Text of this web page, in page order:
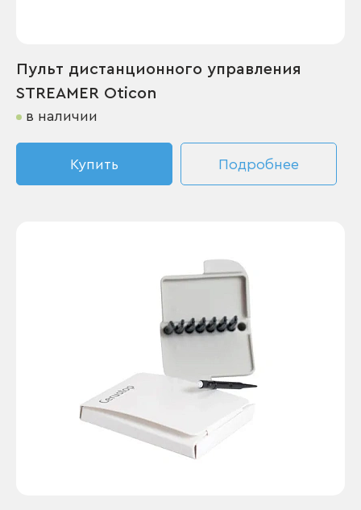
Пульт дистанционного управления
STREAMER Oticon
в наличии
Купить Подробнее